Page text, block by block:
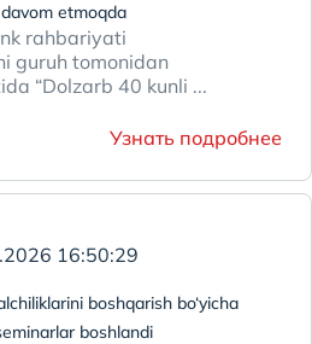
etmoqda
rahbariyati
guruh tomonidan
“Dolzarb 40 kunli ...
Узнать подробнее
16:50:29
boshqarish bo‘yicha
boshlandi